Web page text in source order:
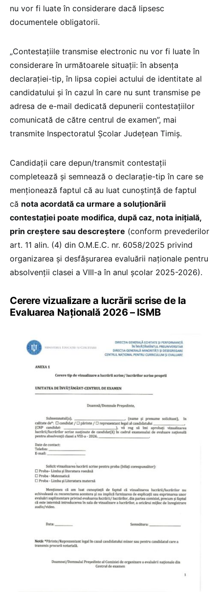
nu vor fi luate în considerare dacă lipsesc
documentele obligatorii.
„Contestațiile transmise electronic nu vor fi luate în
considerare în următoarele situații: în absența
declarației-tip, în lipsa copiei actului de identitate al
candidatului și în cazul în care nu sunt transmise pe
adresa de e-mail dedicată depunerii contestațiilor
comunicată de către centrul de examen”, mai
transmite Inspectoratul Școlar Județean Timiș.
Candidații care depun/transmit contestații
completează și semnează o declarație-tip în care se
menționează faptul că au luat cunoștință de faptul
că nota acordată ca urmare a soluționării
contestației poate modifica, după caz, nota inițială,
prin creștere sau descreștere (conform prevederilor
art. 11 alin. (4) din O.M.E.C. nr. 6058/2025 privind
organizarea și desfășurarea evaluării naționale pentru
absolvenții clasei a VIII-a în anul școlar 2025-2026).
Cerere vizualizare a lucrării scrise de la
Evaluarea Națională 2026 – ISMB